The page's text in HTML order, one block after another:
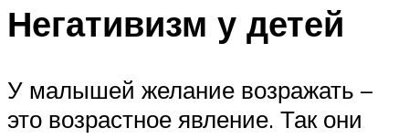
Негативизм у детей
У малышей желание возражать –
это возрастное явление. Так они